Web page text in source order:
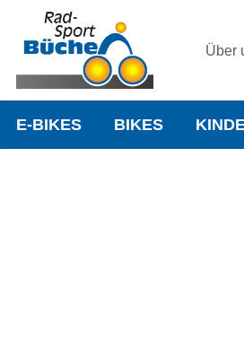
Über
E-BIKES BIKES